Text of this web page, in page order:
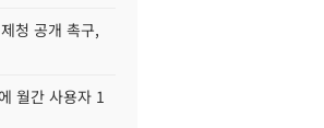
청 공개 촉구,
월간 사용자 1